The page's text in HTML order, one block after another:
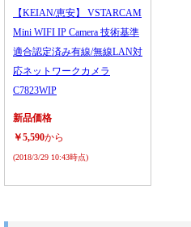
【KEIAN/恵安】 VSTARCAM
Mini WIFI IP Camera 技術基準
適合認定済み有線/無線LAN対
応ネットワークカメラ
C7823WIP
新品価格
￥5,590から
(2018/3/29 10:43時点)